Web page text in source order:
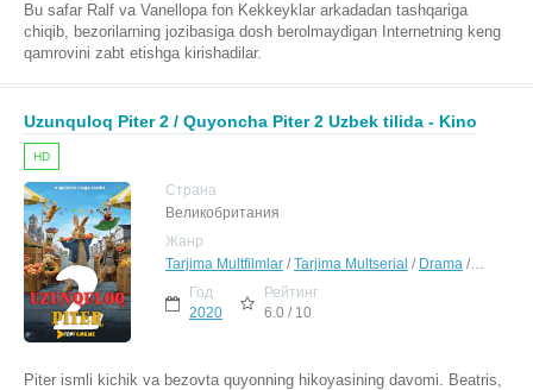
Bu safar Ralf va Vanellopa fon Kekkeyklar arkadadan tashqariga
chiqib, bezorilarning jozibasiga dosh berolmaydigan Internetning keng
qamrovini zabt etishga kirishadilar.
Uzunquloq Piter 2 / Quyoncha Piter 2 Uzbek tilida - Kino
HD
Страна
Великобритания
Жанр
Tarjima Multfilmlar /Tarjima Multserial / Drama /
Год
2020
Рейтинг
6.0 / 10
Piter ismli kichik va bezovta quyonning hikoyasining davomi. Beatris,